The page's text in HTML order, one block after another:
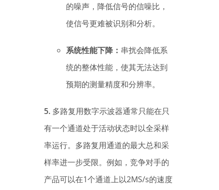
的噪声，降低信号的信噪比，
使信号更难被识别和分析。
系统性能下降： 串扰会降低系
统的整体性能，使其无法达到
预期的测量精度和分辨率。
5. 多路复用数字示波器通常只能在只
有一个通道处于活动状态时以全采样
率运行。多路复用通道的最大总和采
样率进一步受限。例如，竞争对手的
产品可以在1个通道上以2MS/s的速度